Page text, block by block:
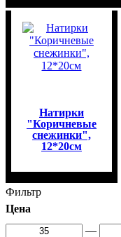
Натирки
"Коричневые
снежинки",
12*20см
Фильтр
Цена
—